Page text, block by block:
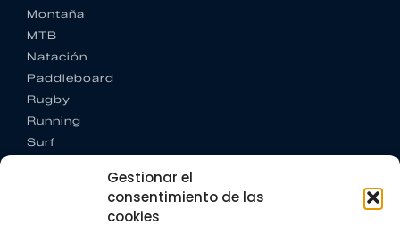
Gestionar el
consentimiento de las
cookies
Montaña
MTB
Natación
Paddleboard
Rugby
Running
Surf
CONTACTO